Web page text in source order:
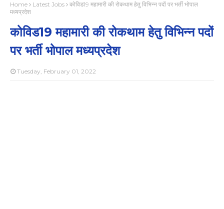
Home Latest Jobs
कोविड19 महामारी की रोकथाम हेतु विभिन्न पदों पर भर्ती भोपाल
मध्यप्रदेश
कोविड19 महामारी की रोकथाम हेतु विभिन्न पदों
पर भर्ती भोपाल मध्यप्रदेश
Tuesday, February 01, 2022